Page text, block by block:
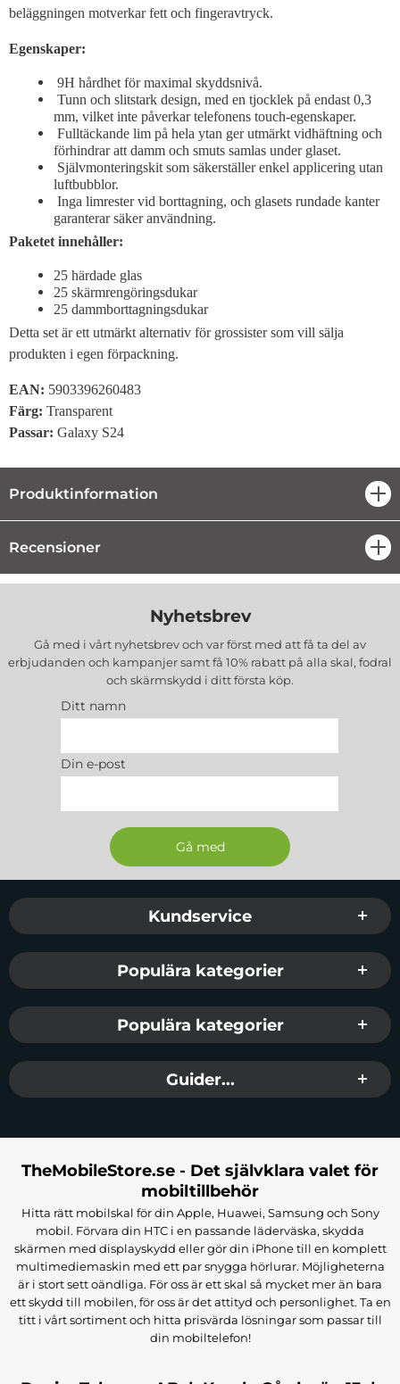
beläggningen motverkar fett och fingeravtryck.
Egenskaper:
9H hårdhet för maximal skyddsnivå.
Tunn och slitstark design, med en tjocklek på endast 0,3
mm, vilket inte påverkar telefonens touch-egenskaper.
Fulltäckande lim på hela ytan ger utmärkt vidhäftning och
förhindrar att damm och smuts samlas under glaset.
Självmonteringskit som säkerställer enkel applicering utan
luftbubblor.
Inga limrester vid borttagning, och glasets rundade kanter
garanterar säker användning.
Paketet innehåller:
25 härdade glas
25 skärmrengöringsdukar
25 dammborttagningsdukar
Detta set är ett utmärkt alternativ för grossister som vill sälja
produkten i egen förpackning.
EAN: 5903396260483
Färg: Transparent
Passar: Galaxy S24
Produktinformation
Recensioner
Nyhetsbrev
Gå med i vårt nyhetsbrev och var först med att få ta del av
erbjudanden och kampanjer samt få 10% rabatt på alla skal, fodral
och skärmskydd i ditt första köp.
Ditt namn
Din e-post
Sidfot Blandad info och länkar
Kundservice
Populära kategorier
Populära kategorier
Guider...
TheMobileStore.se - Det självklara valet för
mobiltillbehör
Hitta rätt mobilskal för din Apple, Huawei, Samsung och Sony
mobil. Förvara din HTC i en passande läderväska, skydda
skärmen med displayskydd eller gör din iPhone till en komplett
multimediemaskin med ett par snygga hörlurar. Möjligheterna
är i stort sett oändliga. För oss är ett skal så mycket mer än bara
ett skydd till mobilen, för oss är det attityd och personlighet. Ta en
titt i vårt sortiment och hitta prisvärda lösningar som passar till
din mobiltelefon!